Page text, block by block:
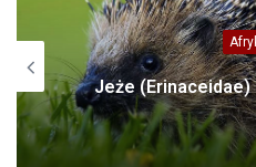
Jeże